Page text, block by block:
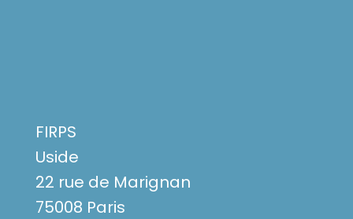
FIRPS
Uside
22 rue de Marignan
75008 Paris